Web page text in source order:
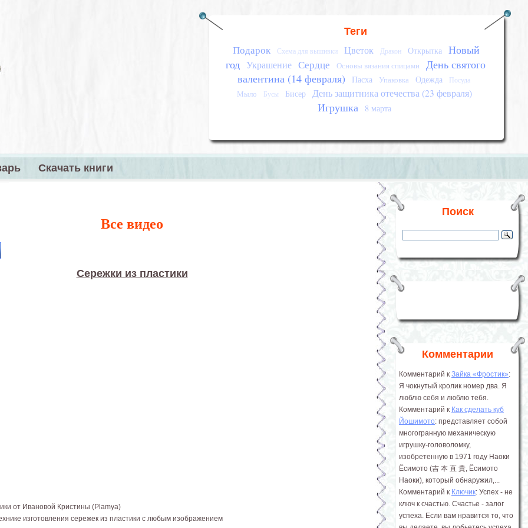
Теги
Подарок Схема для вышивки Цветок Дракон Открытка Новый
год Украшение Сердце Основы вязания спицами
День святого
валентина (14 февраля)
Пасха Упаковка Одежда Посуда
Мыло Бусы Бисер День защитника отечества (23 февраля)
Игрушка 8 марта
Скачать книги
Все видео
Сережки из пластики
от Ивановой Кристины (Plamya)
изготовления сережек из пластики с любым изображением
Поиск
Комментарии
Комментарий к Зайка «Фростик»:
Я чокнутый кролик номер два. Я
люблю себя и люблю тебя.
Комментарий к Как сделать куб
Йошимото: представляет собой
многогранную механическую
игрушку-головоломку,
изобретенную в 1971 году Наоки
Ёсимото (吉 本 直 貴, Ёсимото
Наоки), который обнаружил,...
Комментарий к Ключик: Успех - не
ключ к счастью. Счастье - залог
успеха. Если вам нравится то, что